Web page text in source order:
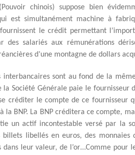
chinois) suppose bien
est simultanément machine à
le crédit permettant
des salariés aux rémunérations
d’une montagne de dollars
interbancaires sont au fond de la
la Société Générale paie le fournisseur
créditer le compte de ce fournisseur
la BNP. La BNP créditera ce compte,
un actif incontestable versé par la
billets libellés en euros, des monnaies
dans leur valeur, de l’or…Comme pour